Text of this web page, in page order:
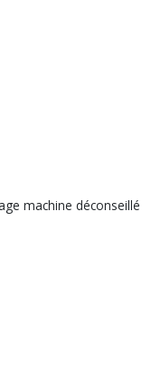
machine déconseillé